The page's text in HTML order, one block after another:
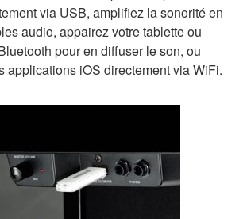
via USB, amplifiez la sonorité en
audio, appairez votre tablette ou
pour en diffuser le son, ou
applications iOS directement via WiFi.